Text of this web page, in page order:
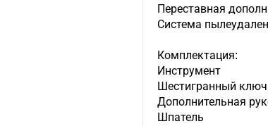
Переставная
Система
Комплектация:
Инструмент
Шестигранный
Дополнительная
Шпатель